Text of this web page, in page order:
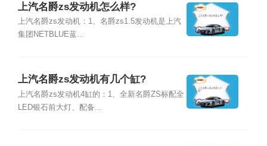
上汽名爵zs发动机怎么样?
上汽名爵zs发动机：1、名爵zs1.5发动机是上汽
集团NETBLUE蓝...
上汽名爵zs发动机有几个缸?
上汽名爵zs发动机4缸的：1、全新名爵ZS标配全
LED银石前大灯、配备...